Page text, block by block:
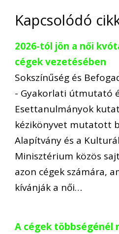
Kapcsolódó
2026-tól jön a női
cégek vezetésében
Sokszínűség és
- Gyakorlati útmutató
Esettanulmányok
kézikönyvet mutatott
Alapítvány és a
Minisztérium közös
azon cégek számára,
kívánják a női…
A cégek többségénél